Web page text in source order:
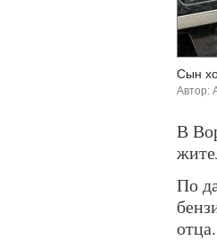
Сын
Автор:
В
По